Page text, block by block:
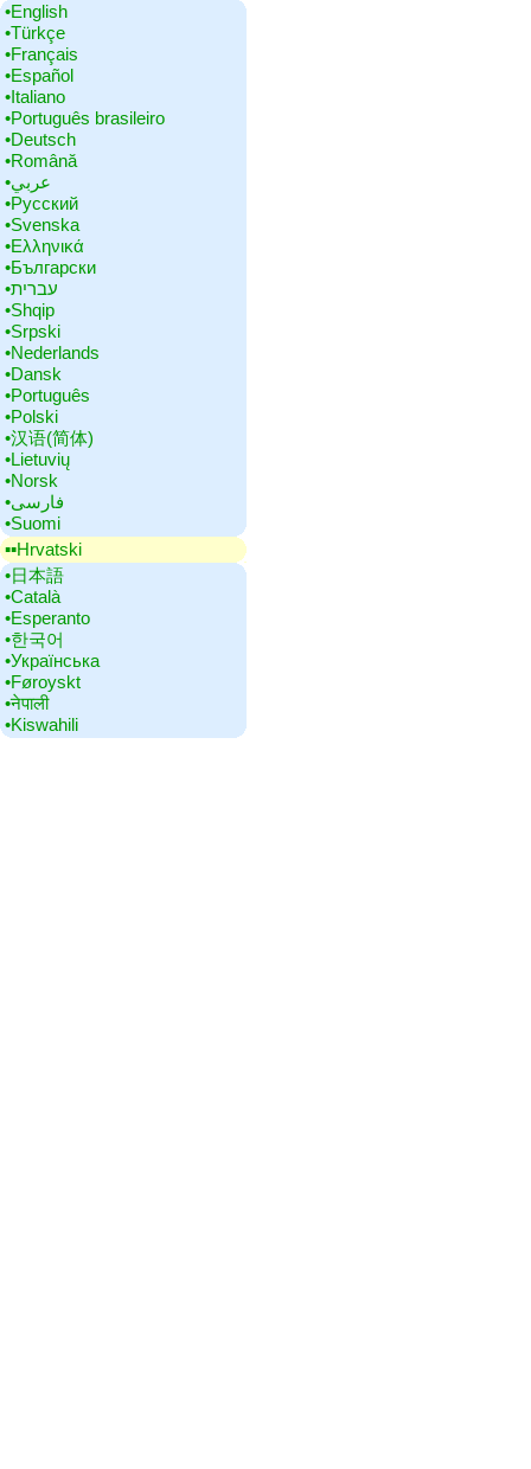
•‎English
•‎Türkçe
•‎Français
•‎Español
•‎Italiano
•‎Português brasileiro
•‎Deutsch
•‎Română
•‎عربي
•‎Русский
•‎Svenska
•‎Ελληνικά
•‎Български
•‎עברית
•‎Shqip
•‎Srpski
•‎Nederlands
•‎Dansk
•‎Português
•‎Polski
•‎汉语(简体)
•‎Lietuvių
•‎Norsk
•‎فارسی
•‎Suomi
▪▪‎Hrvatski
•‎日本語
•‎Català
•‎Esperanto
•‎한국어
•‎Українська
•‎Føroyskt
•‎नेपाली
•‎Kiswahili